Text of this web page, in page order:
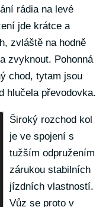
rádia na levé
jde krátce a
zvláště na hodně
zvyknout. Pohonná
chod, tytam jsou
hlučela převodovka.
Široký rozchod kol
je ve spojení s
tužším odpružením
zárukou stabilních
jízdních vlastností.
Vůz se proto v